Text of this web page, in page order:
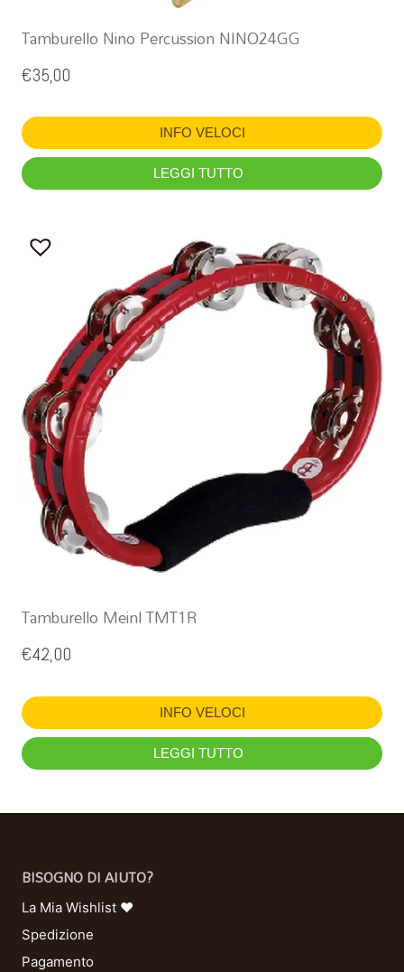
Tamburello Nino Percussion NINO24GG
€35,00
INFO VELOCI
LEGGI TUTTO
Tamburello Meinl TMT1R
€42,00
INFO VELOCI
LEGGI TUTTO
BISOGNO DI AIUTO?
La Mia Wishlist ❤
Spedizione
Pagamento